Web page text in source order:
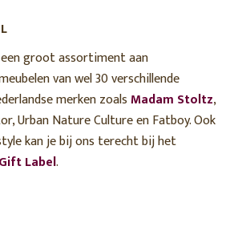
een groot assortiment aan
van wel 30 verschillende
merken zoalsMadam Stoltz,
Urban Nature Culture en Fatboy. Ook
kan je bij ons terecht bij het
Label.